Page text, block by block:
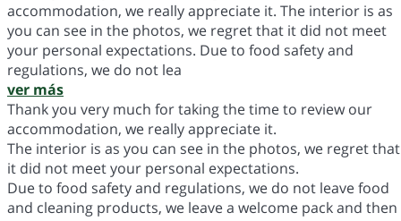
accommodation, we really appreciate it. The interior is as
you can see in the photos, we regret that it did not meet
your personal expectations. Due to food safety and
regulations, we do not lea
ver más
Thank you very much for taking the time to review our
accommodation, we really appreciate it.
The interior is as you can see in the photos, we regret that
it did not meet your personal expectations.
Due to food safety and regulations, we do not leave food
and cleaning products, we leave a welcome pack and then